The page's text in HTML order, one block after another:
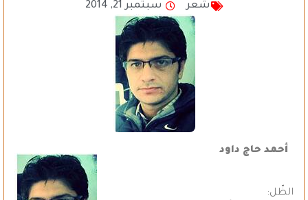
شعر
سبتمبر 21, 2014
أحمد حاج داود
الظّل: